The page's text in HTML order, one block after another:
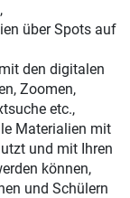
über Spots auf
den digitalen
Zoomen,
etc.,
Materialien mit
und mit Ihren
können,
und Schülern